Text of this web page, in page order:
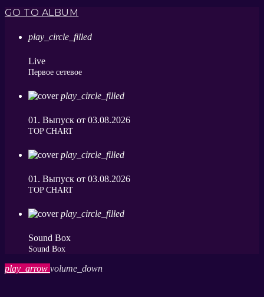
GO TO ALBUM
play_circle_filled
Live
Первое сетевое
play_circle_filled
01. Выпуск от 03.08.2026
ТОP CHART
play_circle_filled
01. Выпуск от 03.08.2026
ТОP CHART
play_circle_filled
Sound Box
Sound Box
play_arrow volume_down